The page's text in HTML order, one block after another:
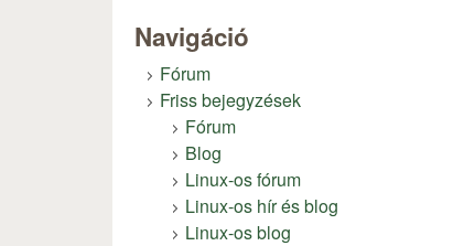
Navigáció
Fórum
Friss bejegyzések
Fórum
Blog
Linux-os fórum
Linux-os hír és blog
Linux-os blog